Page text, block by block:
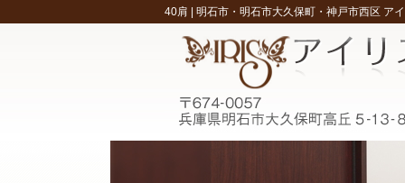
40肩 | 明石市・明石市大久保町・神戸市西区 ア